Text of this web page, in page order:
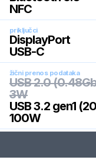
NFC
priključci
DisplayPort
USB-C
žični prenos podataka
USB 2.0
3W
USB 3.2 gen1
100W